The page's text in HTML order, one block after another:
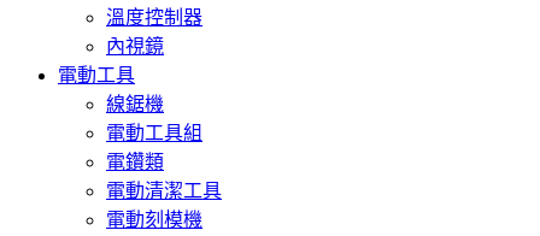
溫度控制器
內視鏡
電動工具
線鋸機
電動工具組
電鑽類
電動清潔工具
電動刻模機